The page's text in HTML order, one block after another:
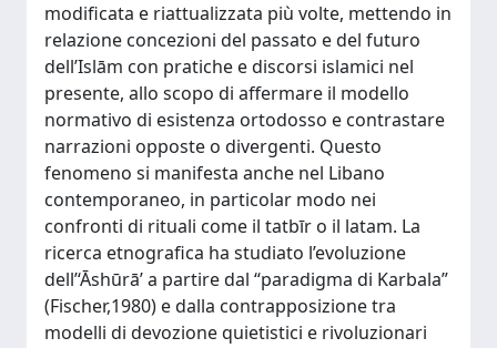
modificata e riattualizzata più volte, mettendo in
relazione concezioni del passato e del futuro
dell’Islām con pratiche e discorsi islamici nel
presente, allo scopo di affermare il modello
normativo di esistenza ortodosso e contrastare
narrazioni opposte o divergenti. Questo
fenomeno si manifesta anche nel Libano
contemporaneo, in particolar modo nei
confronti di rituali come il tatbīr o il latam. La
ricerca etnografica ha studiato l’evoluzione
dell’‘Āshūrā’ a partire dal “paradigma di Karbala”
(Fischer,1980) e dalla contrapposizione tra
modelli di devozione quietistici e rivoluzionari